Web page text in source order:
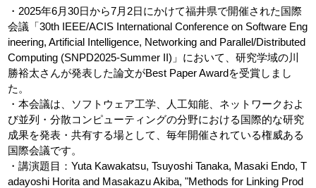
・2025年6月30日から7月2日にかけて福井県で開催された国際
会議「30th IEEE/ACIS International Conference on Software Eng
ineering, Artificial Intelligence, Networking and Parallel/Distributed
Computing (SNPD2025-Summer II)」において、研究学域の川
勝裕太さんが発表した論文がBest Paper Awardを受賞しまし
た。
・本会議は、ソフトウェア工学、人工知能、ネットワークおよ
び並列・分散コンピューティングの分野における国際的な研究
成果を発表・共有する場として、毎年開催されている権威ある
国際会議です。
・講演題目：Yuta Kawakatsu, Tsuyoshi Tanaka, Masaki Endo, T
adayoshi Horita and Masakazu Akiba, "Methods for Linking Prod